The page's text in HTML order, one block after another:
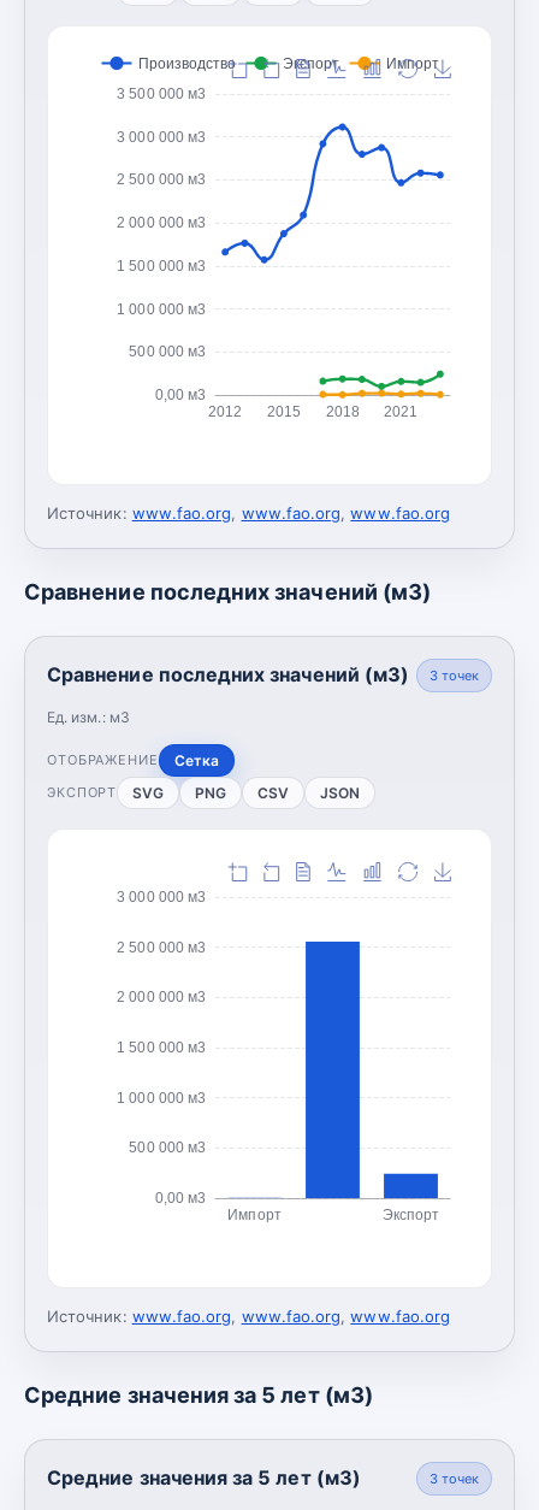
0,00 м3
500 000 м3
1 000 000 м3
1 500 000 м3
2 000 000 м3
2 500 000 м3
3 000 000 м3
3 500 000 м3
2012 2015 2018 2021
Производство Экспорт Импорт
Источник: www.fao.org, www.fao.org,www.fao.org
Сравнение последних значений (м3)
Сравнение последних значений (м3)
Ед. изм.: м3
3точек
ОТОБРАЖЕНИЕ Сетка
ЭКСПОРТ SVG PNG CSV JSON
0,00 м3
500 000 м3
1 000 000 м3
1 500 000 м3
2 000 000 м3
2 500 000 м3
3 000 000 м3
Импорт Экспорт
Источник: www.fao.org, www.fao.org,www.fao.org
Средние значения за 5 лет (м3)
Средние значения за 5 лет (м3) 3точек